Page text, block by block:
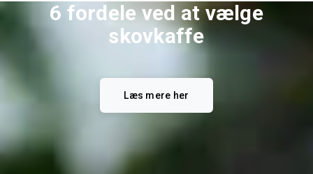
6 fordele ved at vælge
skovkaffe
Læs mere her